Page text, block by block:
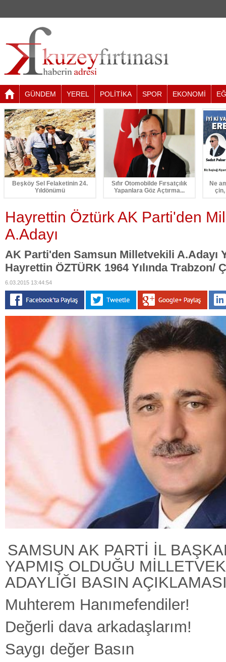
GÜNDEM YEREL POLİTİKA SPOR EKONOMİ
Beşköy Sel Felaketinin 24.
Yıldönümü
Sıfır Otomobilde Fırsatçılık
Yapanlara Göz Açtırma...
Ne
Hayrettin Öztürk AK Parti'den
A.Adayı
AK Parti'den Samsun Milletvekili A.Adayı
Hayrettin ÖZTÜRK 1964 Yılında Trabzon/
6.03.2015 13:44:54
SAMSUN AK PARTİ İL
YAPMIŞ OLDUĞU
ADAYLIĞI BASIN
Muhterem Hanımefendiler!
Değerli dava arkadaşlarım!
Saygı değer Basın